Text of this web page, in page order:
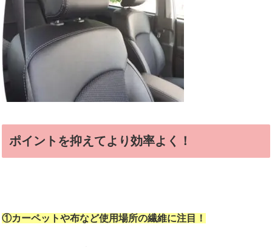
ポイントを抑えてより効率よく！
①カーペットや布など使用場所の繊維に注目！